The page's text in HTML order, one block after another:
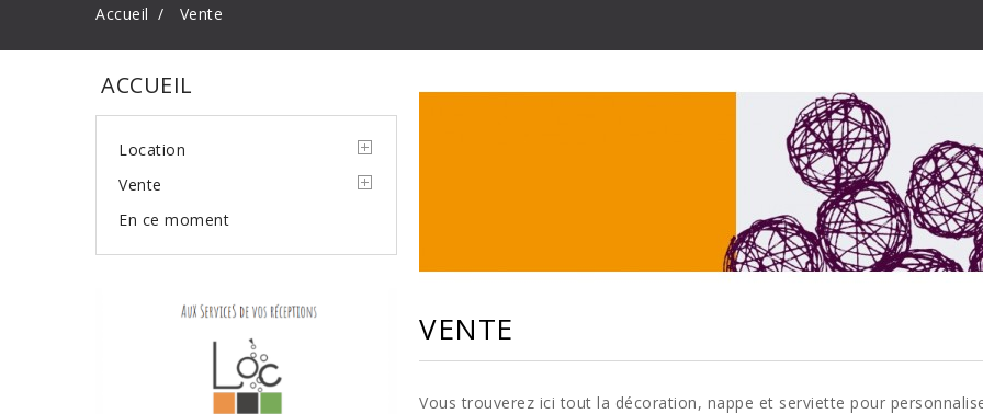
Accueil Vente
ACCUEIL
Location
Vente
En ce moment
VENTE
Vous trouverez ici tout la décoration, nappe et serviette pour